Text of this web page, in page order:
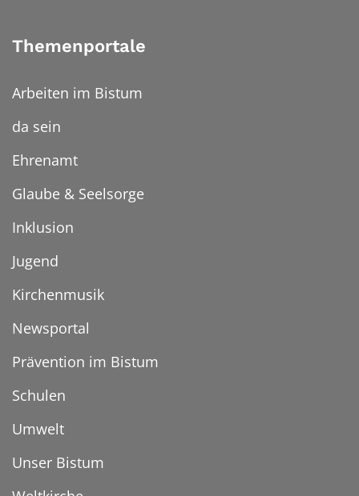
Themenportale
Arbeiten im Bistum
da sein
Ehrenamt
Glaube & Seelsorge
Inklusion
Jugend
Kirchenmusik
Newsportal
Prävention im Bistum
Schulen
Umwelt
Unser Bistum